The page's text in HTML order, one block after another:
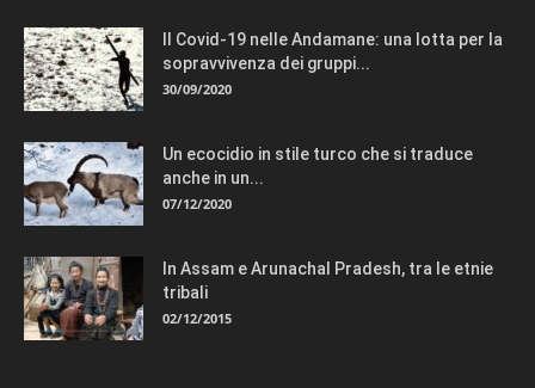
Il Covid-19 nelle Andamane: una lotta per la
sopravvivenza dei gruppi...
30/09/2020
Un ecocidio in stile turco che si traduce
anche in un...
07/12/2020
In Assam e Arunachal Pradesh, tra le etnie
tribali
02/12/2015